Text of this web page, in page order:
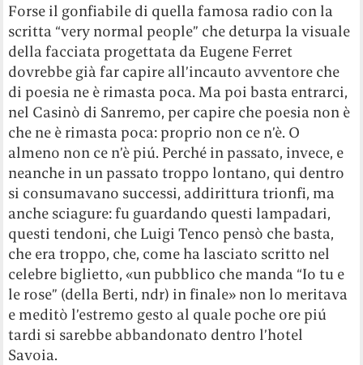
Forse il gonfiabile di quella famosa radio con la
scritta “very normal people” che deturpa la visuale
della facciata progettata da Eugene Ferret
dovrebbe già far capire all’incauto avventore che
di poesia ne è rimasta poca. Ma poi basta entrarci,
nel Casinò di Sanremo, per capire che poesia non è
che ne è rimasta poca: proprio non ce n’è. O
almeno non ce n’è piú. Perché in passato, invece, e
neanche in un passato troppo lontano, qui dentro
si consumavano successi, addirittura trionfi, ma
anche sciagure: fu guardando questi lampadari,
questi tendoni, che Luigi Tenco pensò che basta,
che era troppo, che, come ha lasciato scritto nel
celebre biglietto, «un pubblico che manda “Io tu e
le rose” (della Berti, ndr) in finale» non lo meritava
e meditò l’estremo gesto al quale poche ore piú
tardi si sarebbe abbandonato dentro l’hotel
Savoia.